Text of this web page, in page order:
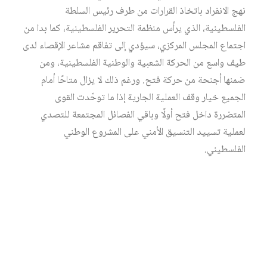
نهج الانفراد باتخاذ القرارات من طرف رئيس السلطة
الفلسطينية، الذي يرأس منظمة التحرير الفلسطينية، كما بدا من
اجتماع المجلس المركزي، سيؤدي إلى تفاقم مشاعر الإقصاء لدى
طيف واسع من الحركة الشعبية والوطنية الفلسطينية، ومن
ضمنها أجنحة من حركة فتح. ورغم ذلك لا يزال متاحًا أمام
الجميع خيار وقف العملية الجارية إذا ما توحّدت القوى
المتضررة داخل فتح أولًا وباقي الفصائل المجتمعة للتصدي
لعملية تسييد التنسيق الأمني على المشروع الوطني
الفلسطيني.